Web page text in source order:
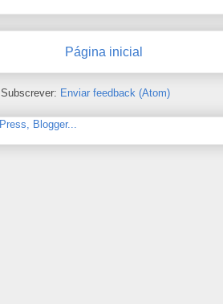
Página inicial
Subscrever: Enviar feedback (Atom)